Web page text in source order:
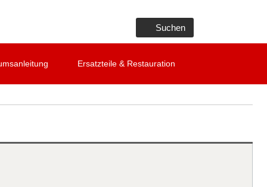
Suchen
Ersatzteile & Restauration